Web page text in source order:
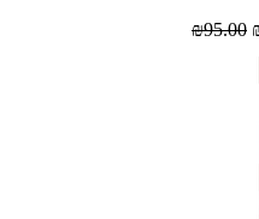
₪95.00